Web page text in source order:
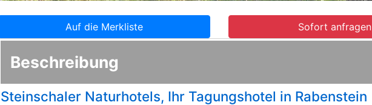
Auf die Merkliste Sofort anfragen
Beschreibung
Steinschaler Naturhotels, Ihr Tagungshotel in Rabenstein